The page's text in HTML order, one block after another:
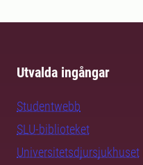
Utvalda ingångar
Studentwebb
SLU-biblioteket
Universitetsdjursjukhuset